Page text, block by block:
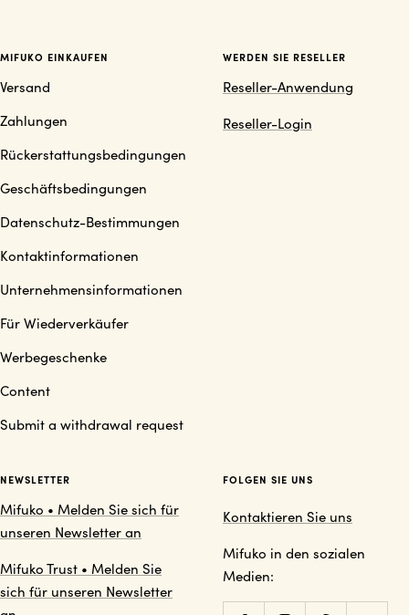
MIFUKO EINKAUFEN
Versand
Zahlungen
Rückerstattungsbedingungen
Geschäftsbedingungen
Datenschutz-Bestimmungen
Kontaktinformationen
Unternehmensinformationen
Für Wiederverkäufer
Werbegeschenke
Content
Submit a withdrawal request
WERDEN SIE RESELLER
Reseller-Anwendung
Reseller-Login
NEWSLETTER
Mifuko • Melden Sie sich für
unseren Newsletter an
Mifuko Trust • Melden Sie
sich für unseren Newsletter
FOLGEN SIE UNS
Kontaktieren Sie uns
Mifuko in den sozialen
Medien: